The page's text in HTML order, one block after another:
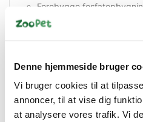
Denne hjemmeside bruger
Vi bruger cookies til at
annoncer, til at vise dig
at analysere vores trafik. Vi
Forebygge
Reducere risikoen for
Produktet hjælper med at:
Sænke eksisterende
Stabilisere vandkvaliteten